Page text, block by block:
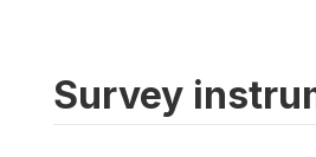
Survey